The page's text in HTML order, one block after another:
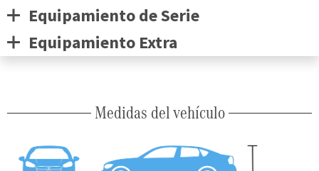
Equipamiento de Serie
Equipamiento Extra
Medidas del vehículo